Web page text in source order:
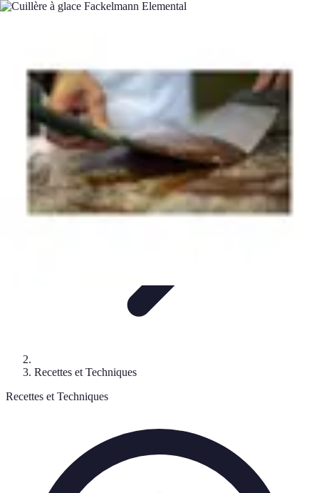
Passion Gâteaux
Passion Gâteaux
Recettes et Techniques
Recettes et Techniques